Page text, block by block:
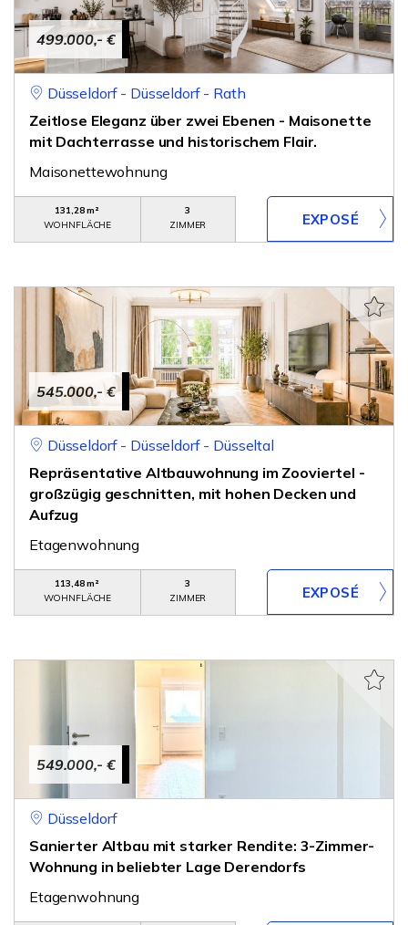
499.000,- €
Düsseldorf - Düsseldorf - Rath
Zeitlose Eleganz über zwei Ebenen - Maisonette
mit Dachterrasse und historischem Flair.
Maisonettewohnung
131,28 m²
WOHNFLÄCHE
3
ZIMMER
545.000,- €
Düsseldorf - Düsseldorf - Düsseltal
Repräsentative Altbauwohnung im Zooviertel -
großzügig geschnitten, mit hohen Decken und
Aufzug
Etagenwohnung
113,48 m²
WOHNFLÄCHE
3
ZIMMER
549.000,- €
Düsseldorf
Sanierter Altbau mit starker Rendite: 3-Zimmer-
Wohnung in beliebter Lage Derendorfs
Etagenwohnung